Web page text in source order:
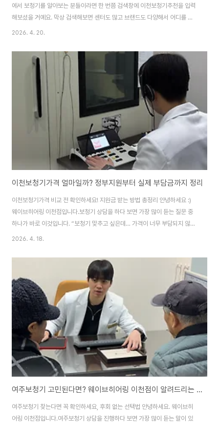
에서 보청기를 알아보는 분들이라면 한 번쯤 검색창에 이천보청기추천을 입력
해보셨을 거예요. 막상 검색해보면 센터도 많고 브랜드도 다양해서 어디를 가
야 할지 고민되는 경우가 많습니다. 특히 보청기는 단순히 가격이나 브랜드만
크게 달라지기 때문에 처음 선택이 정말 중요합니다. 그런 의미에서 최근 이천
지역에서 상담 만족도와 전문성으로 많이 언급되는 곳이 바로 웨이브히어링 이
천점입니다. 웨이브히어링 이천점은 청각학을 전공자로 구성된 전문청능사, 청
능사 그리고 청각사로 전문인력으로 구성되어 있습니다. 청각학 기반 상담 시
스템과 전문적인 피팅 과정, 그리고 사후관리..
2026. 4. 20.
이천보청기가격 얼마일까? 정부지원부터 실제 부담금까지 정리
이천보청기가격 비교 전 확인하세요! 지원금 받는 방법 총정리 안녕하세요 :)
웨이브히어링 이천점입니다.보청기 상담을 하다 보면 가장 많이 듣는 질문 중
하나가 바로 이것입니다. “보청기 맞추고 싶은데… 가격이 너무 부담되지 않을
까요?”“정부지원 받으면 정말 싸게 할 수 있나요?” 실제로 처음 상담 오시는
청기는 한 번 구매하면 5년 이상 사용하는 경우가 많기 때문에, 가격에 대한 부
담이 생길 수밖에 없죠. 그래서 오늘은 많은 분들이 궁금해하시는 보청기 정부
지원 제도와 함께, 실제 부담금은 어느 정도인지 자세히 안내드리려고 합니다.
우선 많은 분들이 오해하시는 부분이 있습니다.“난청이 있으면 누구나 지원받
을 수 있는 것 아닌가요?”..
2026. 4. 18.
여주보청기 고민된다면? 웨이브히어링 이천점이 알려드리는 선택 기준
여주보청기 찾는다면 꼭 확인하세요, 후회 없는 선택법 안녕하세요. 웨이브히
어링 이천점입니다.여주보청기 상담을 진행하다 보면 가장 많이 듣는 말이 있